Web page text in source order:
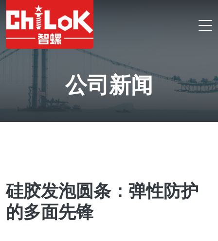
公司新闻
硅胶发泡圆条：弹性防护
的多面先锋